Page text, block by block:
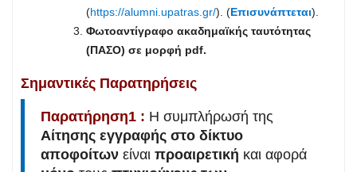
(https://alumni.upatras.gr/). (Επισυνάπτεται).
Φωτοαντίγραφο ακαδημαϊκής ταυτότητας
(ΠΑΣΟ) σε μορφή pdf.
Σημαντικές Παρατηρήσεις
Παρατήρηση1 : Η συμπλήρωσή της
Αίτησης εγγραφής στο δίκτυο
αποφοίτων είναι προαιρετική και αφορά